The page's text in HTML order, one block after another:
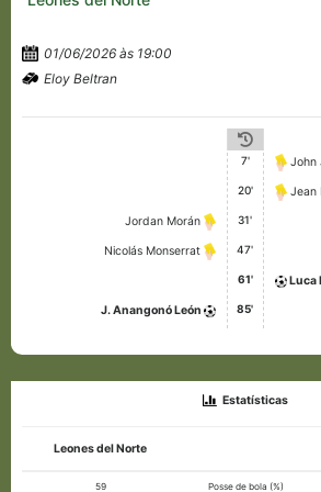
01/06/2026 às 19:00
Eloy Beltran
7' John
20' Jean
Jordan Morán 31'
Nicolás Monserrat 47'
61' Luca
J. Anangonó León 85'
Estatísticas
Leones del Norte
59 Posse de bola (%)